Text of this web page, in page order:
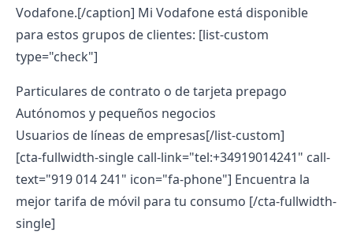
Vodafone.[/caption] Mi Vodafone está disponible
para estos grupos de clientes: [list-custom
type="check"]
Particulares de contrato o de tarjeta prepago
Autónomos y pequeños negocios
Usuarios de líneas de empresas[/list-custom]
[cta-fullwidth-single call-link="tel:+34919014241" call-
text="919 014 241" icon="fa-phone"] Encuentra la
mejor tarifa de móvil para tu consumo [/cta-fullwidth-
single]